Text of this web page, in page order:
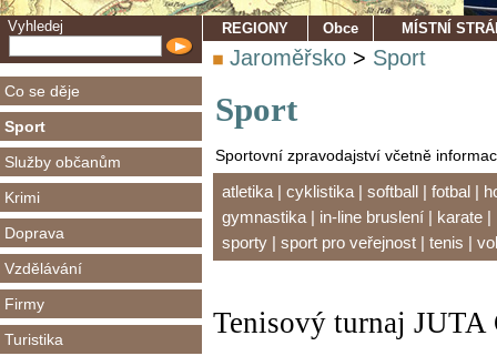
Vyhledej
Co se děje
Sport
Služby občanům
Krimi
Doprava
Vzdělávání
Firmy
Turistika
REGIONY Obce MÍSTNÍ
Jaroměřsko > Sport
Sport
Sportovní zpravodajství včetně
atletika | cyklistika | softball | fotbal |
gymnastika | in-line bruslení | karate |
sporty | sport pro veřejnost | tenis |
Tenisový turnaj JUTA